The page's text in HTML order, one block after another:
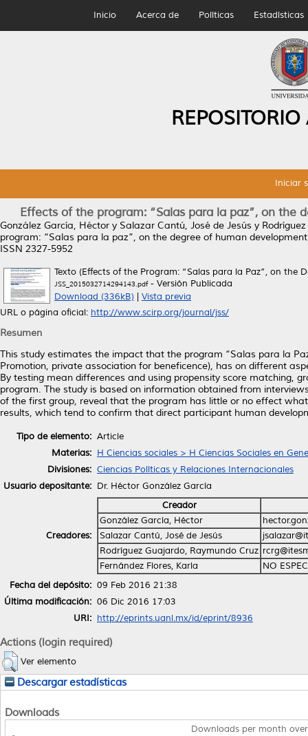
Inicio Acerca de Políticas Estadísticas
Iniciar
Effects of the program: “Salas para la paz”, on
González García, Héctor y Salazar Cantú, José de Jesús y
program: “Salas para la paz”, on the degree of human
ISSN 2327-5952
Texto (Effects of the Program: “Salas para la Paz”, on
JSS_2015032714294143.pdf- Versión Publicada
Download (336kB)
Vista previa
URL o página oficial: http://www.scirp.org/journal/jss/
Resumen
This study estimates the impact that the program “Salas para la
Promotion, private association for beneficence), has on different
By testing mean differences and using propensity score matching,
program. The study is based on information obtained from
of the first group, reveal that the program has little or no effect
results, which tend to confirm that direct participant human
Tipo de elemento: Article
Materias: H Ciencias sociales > H Ciencias Sociales en
Divisiones: Ciencias Políticas y Relaciones Internacionales
Usuario depositante: Dr. Héctor González García
Creadores:
Creador
González García, Héctor
Salazar Cantú, José de Jesús
Rodríguez Guajardo, Raymundo Cruz
Fernández Flores, Karla
NO
Fecha del depósito: 09 Feb 2016 21:38
Última modificación: 06 Dic 2016 17:03
URI: http://eprints.uanl.mx/id/eprint/8936
Actions (login required)
Ver elemento
Descargar estadísticas
Downloads
Downloads per month